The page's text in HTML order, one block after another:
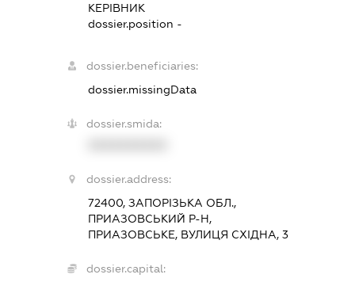
КЕРІВНИК
dossier.position -
dossier.beneficiaries:
dossier.missingData
dossier.smida:
dossier.address:
72400, ЗАПОРІЗЬКА ОБЛ.,
ПРИАЗОВСЬКИЙ Р-Н,
ПРИАЗОВСЬКЕ, ВУЛИЦЯ СХІДНА, 3
dossier.capital: